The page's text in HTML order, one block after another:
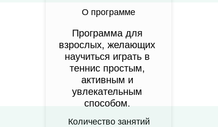
Программа для
взрослых, желающих
научиться играть в
теннис простым,
активным и
увлекательным
способом.
Количество занятий
О программе